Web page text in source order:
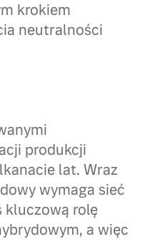
krokiem
neutralności
produkcji
lat. Wraz
wymaga sieć
kluczową rolę
a więc